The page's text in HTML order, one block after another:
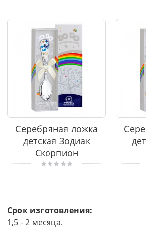
Серебряная ложка
детская Зодиак
Скорпион
Срок изготовления:
1,5 - 2 месяца.